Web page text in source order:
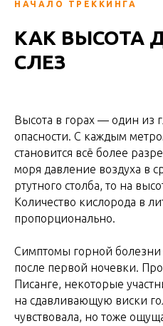
НАЧАЛО ТРЕККИНГА
КАК ВЫСОТА
СЛЕЗ
Высота в горах — один из
опасности. С каждым
становится всё более
моря давление воздуха в
ртутного столба, то на
Количество кислорода в
пропорционально.
Симптомы горной болезни
после первой ночевки.
Писанге, некоторые
на сдавливающую виски
чувствовала, но тоже